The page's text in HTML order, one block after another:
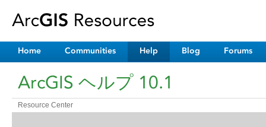
Home Communities Help Blog Forums
ArcGIS ヘルプ 10.1
Resource Center